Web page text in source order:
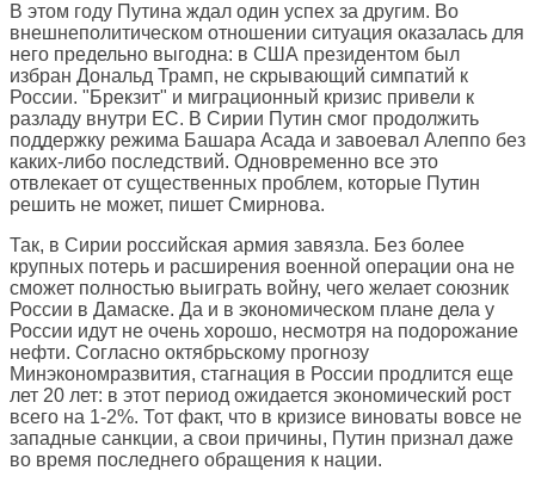
В этом году Путина ждал один успех за другим. Во
внешнеполитическом отношении ситуация оказалась для
него предельно выгодна: в США президентом был
избран Дональд Трамп, не скрывающий симпатий к
России. "Брекзит" и миграционный кризис привели к
разладу внутри ЕС. В Сирии Путин смог продолжить
поддержку режима Башара Асада и завоевал Алеппо без
каких-либо последствий. Одновременно все это
отвлекает от существенных проблем, которые Путин
решить не может, пишет Смирнова.
Так, в Сирии российская армия завязла. Без более
крупных потерь и расширения военной операции она не
сможет полностью выиграть войну, чего желает союзник
России в Дамаске. Да и в экономическом плане дела у
России идут не очень хорошо, несмотря на подорожание
нефти. Согласно октябрьскому прогнозу
Минэкономразвития, стагнация в России продлится еще
лет 20 лет: в этот период ожидается экономический рост
всего на 1-2%. Тот факт, что в кризисе виноваты вовсе не
западные санкции, а свои причины, Путин признал даже
во время последнего обращения к нации.